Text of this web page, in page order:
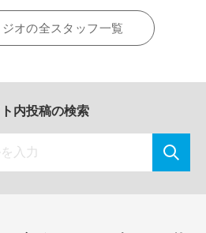
オの全スタッフ一覧
内投稿の検索